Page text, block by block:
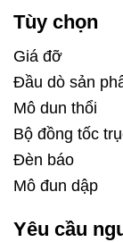
Tùy chọn
Giá đỡ
Đầu dò sản
Mô dun thổi
Bộ đồng tốc
Đèn báo
Mô đun dập
Yêu cầu